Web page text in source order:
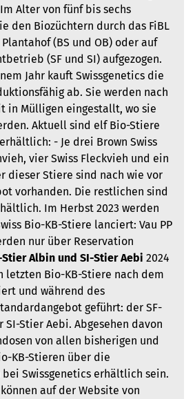
Alter von fünf bis sechs
den Biozüchtern durch das FiBL
(BS und OB) oder auf
(SF und SI) aufgezogen.
Jahr kauft Swissgenetics die
ab. Sie werden nach
in Mülligen eingestallt, wo sie
Aktuell sind elf Bio-Stiere
- Je drei Brown Swiss
vier Swiss Fleckvieh und ein
dieser Stiere sind nach wie vor
vorhanden. Die restlichen sind
Im Herbst 2023 werden
Bio-KB-Stiere lanciert: Vau PP
nur über Reservation
Stier Albin und SI-Stier Aebi 2024
letzten Bio-KB-Stiere nach dem
und während des
geführt: der SF-
Stier Aebi. Abgesehen davon
von allen bisherigen und
KB-Stieren über die
Swissgenetics erhältlich sein.
auf der Website von